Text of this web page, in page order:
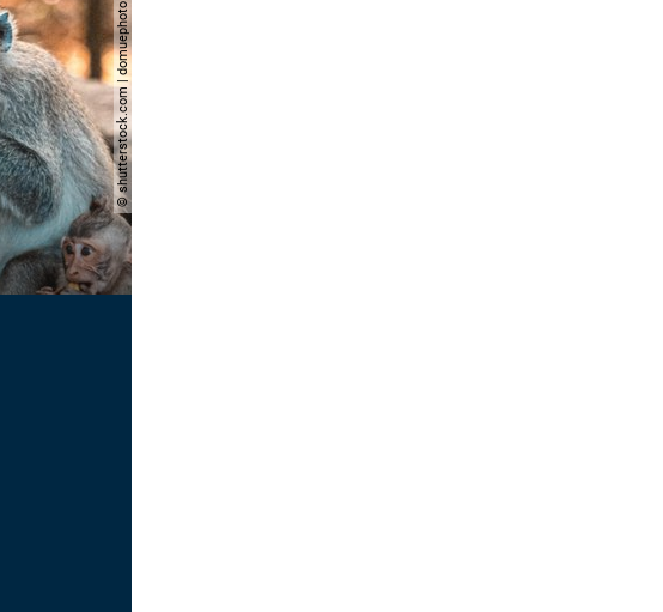
© shutterstock.com | domuephoto